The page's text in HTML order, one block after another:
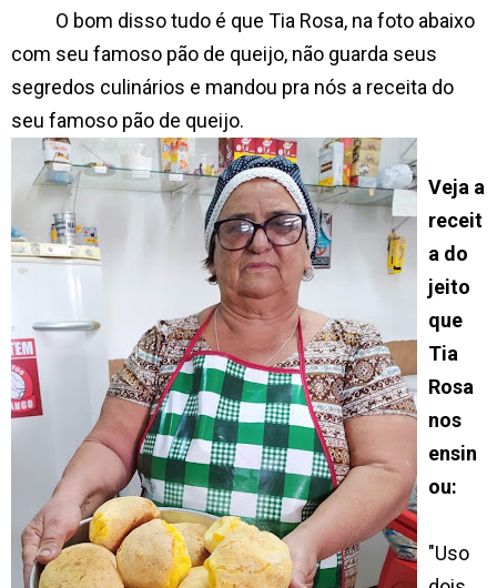
O bom disso tudo é que Tia Rosa, na foto abaixo
com seu famoso pão de queijo, não guarda seus
segredos culinários e mandou pra nós a receita do
seu famoso pão de queijo.
Veja a
receit
a do
jeito
que
Tia
Rosa
nos
ensin
ou:
"Uso